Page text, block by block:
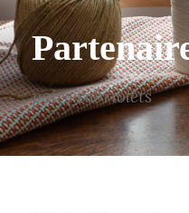
paire cabriolets